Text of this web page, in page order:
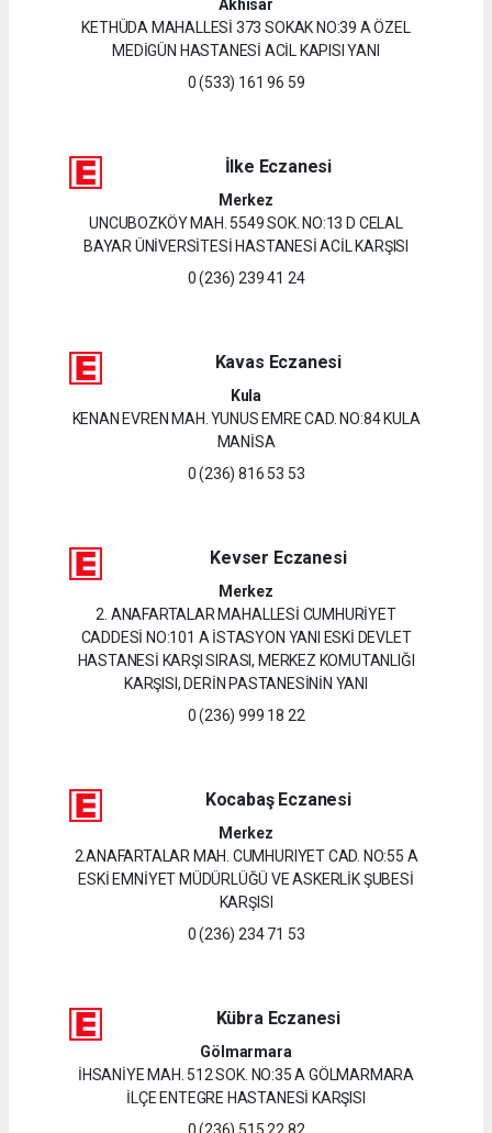
Akhisar
KETHÜDA MAHALLESİ 373 SOKAK NO:39 A ÖZEL
MEDİGÜN HASTANESİ ACİL KAPISI YANI
0 (533) 161 96 59
İlke Eczanesi
Merkez
UNCUBOZKÖY MAH. 5549 SOK. NO:13 D CELAL
BAYAR ÜNİVERSİTESİ HASTANESİ ACİL KARŞISI
0 (236) 239 41 24
Kavas Eczanesi
Kula
KENAN EVREN MAH. YUNUS EMRE CAD. NO:84 KULA
MANİSA
0 (236) 816 53 53
Kevser Eczanesi
Merkez
2. ANAFARTALAR MAHALLESİ CUMHURİYET
CADDESİ NO:101 A İSTASYON YANI ESKİ DEVLET
HASTANESİ KARŞI SIRASI, MERKEZ KOMUTANLIĞI
KARŞISI, DERİN PASTANESİNİN YANI
0 (236) 999 18 22
Kocabaş Eczanesi
Merkez
2.ANAFARTALAR MAH. CUMHURIYET CAD. NO:55 A
ESKİ EMNİYET MÜDÜRLÜĞÜ VE ASKERLİK ŞUBESİ
KARŞISI
0 (236) 234 71 53
Kübra Eczanesi
Gölmarmara
İHSANİYE MAH. 512 SOK. NO:35 A GÖLMARMARA
İLÇE ENTEGRE HASTANESİ KARŞISI
0 (236) 515 22 82